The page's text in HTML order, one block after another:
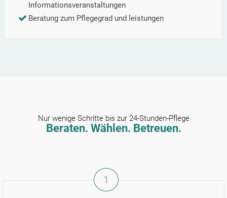
Informationsveranstaltungen
Beratung zum Pflegegrad und leistungen
Nur wenige Schritte bis zur 24-Stunden-Pflege
Beraten. Wählen. Betreuen.
1